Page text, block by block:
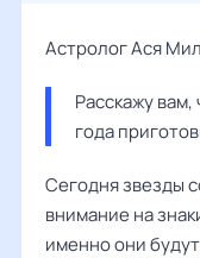
Астролог Ася
Расскажу
года
Сегодня звезды
внимание на
именно они